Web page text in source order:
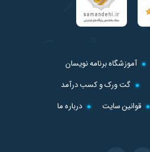
آموزشگاه برنامه نویسان
گت ورک و کسب درآمد
قوانین سایت
درباره ما